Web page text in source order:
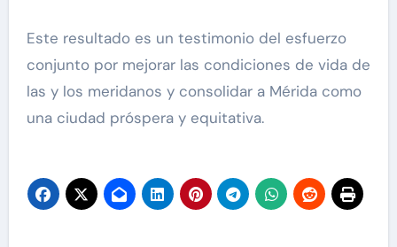
Este resultado es un testimonio del esfuerzo
conjunto por mejorar las condiciones de vida de
las y los meridanos y consolidar a Mérida como
una ciudad próspera y equitativa.